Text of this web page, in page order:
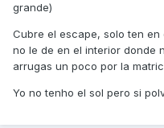
grande)
Cubre el escape, solo ten
no le de en el interior donde
arrugas un poco por la
Yo no tenho el sol pero si